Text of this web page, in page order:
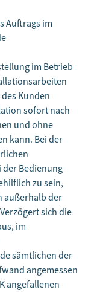
Auftrags im
im Betrieb
Kunden
sofort nach
und ohne
kann. Bei der
Bedienung
zu sein,
außerhalb der
sich die
im
sämtlichen der
angemessen
angefallenen